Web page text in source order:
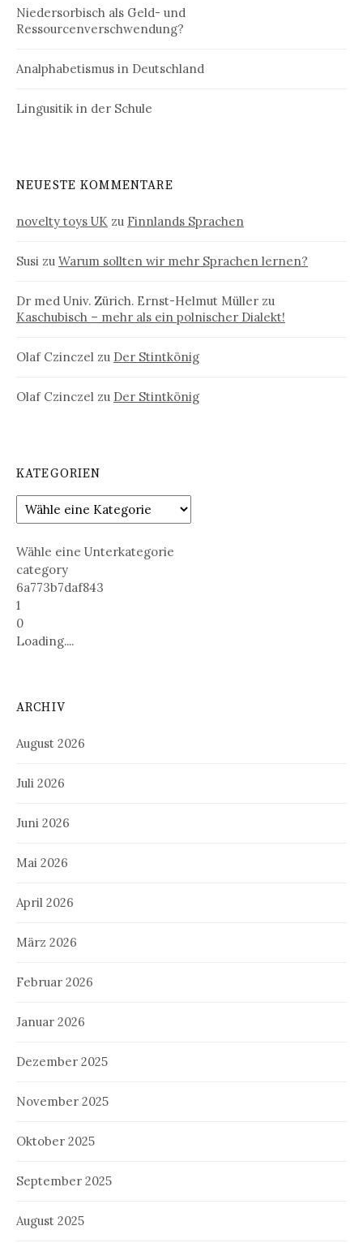
Niedersorbisch als Geld- und
Ressourcenverschwendung?
Analphabetismus in Deutschland
Lingusitik in der Schule
NEUESTE KOMMENTARE
novelty toys UK zu Finnlands Sprachen
Susi zu Warum sollten wir mehr Sprachen lernen?
Dr med Univ. Zürich. Ernst-Helmut Müller zu
Kaschubisch – mehr als ein polnischer Dialekt!
Olaf Czinczel zu Der Stintkönig
Olaf Czinczel zu Der Stintkönig
KATEGORIEN
Wähle eine Unterkategorie
category
6a773b7daf843
1
0
Loading....
ARCHIV
August 2026
Juli 2026
Juni 2026
Mai 2026
April 2026
März 2026
Februar 2026
Januar 2026
Dezember 2025
November 2025
Oktober 2025
September 2025
August 2025